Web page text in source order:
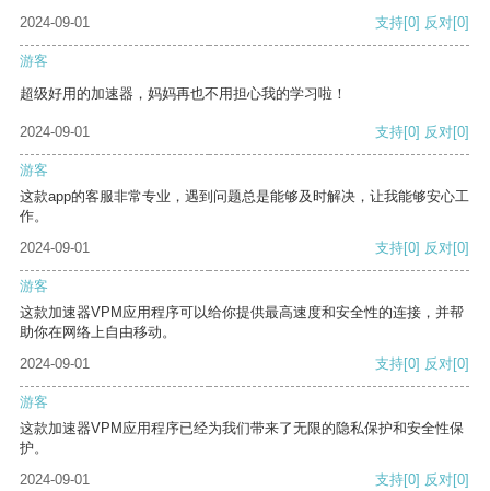
2024-09-01 支持[0] 反对[0]
游客
超级好用的加速器，妈妈再也不用担心我的学习啦！
2024-09-01 支持[0] 反对[0]
游客
这款app的客服非常专业，遇到问题总是能够及时解决，让我能够安心工
作。
2024-09-01
支持[0] 反对[0]
游客
这款加速器VPM应用程序可以给你提供最高速度和安全性的连接，并帮
助你在网络上自由移动。
2024-09-01
支持[0] 反对[0]
游客
这款加速器VPM应用程序已经为我们带来了无限的隐私保护和安全性保
护。
2024-09-01
支持[0] 反对[0]